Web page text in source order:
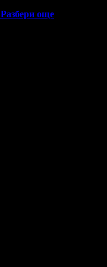
Разбери още